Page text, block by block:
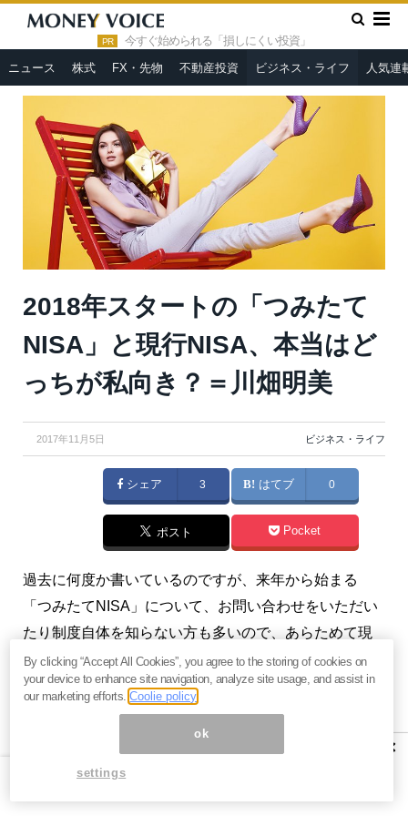
PR 今すぐ始められる「損しにくい投資」
ニュース 株式 FX・先物 不動産投資 ビジネス・ライフ 人気連
HOME » ビジネス・ライフ
2018年スタートの「つみたて
NISA」と現行NISA、本当はどっちが私向き？＝川畑明美
2018年スタートの「つみたて
NISA」と現行NISA、本当はど
っちが私向き？＝川畑明美
2017年11月5日 ビジネス・ライフ
シェア 3 はてブ 0
ポスト Pocket
過去に何度か書いているのですが、来年から始まる
「つみたてNISA」について、お問い合わせをいただい
たり制度自体を知らない方も多いので、あらためて現
行NISAとの違いや、つみたてNISAの使いどころをご紹
介します。（『教育貧困にならないために』川畑明
プロフィール：川畑明美（かわばた あけみ）
ファイナンシャルプランナー。2人の子どもと夫婦の4
人暮らし。子育てをしながらフルタイムで働く傍ら、
×
By clicking “Accept All Cookies”, you agree to the storing of cookies on
your device to enhance site navigation, analyze site usage, and assist in
our marketing efforts.Coolie policy
ok
settings